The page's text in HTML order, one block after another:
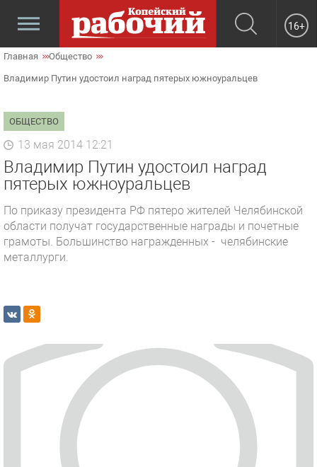
16+
Главная Общество
Владимир Путин удостоил наград пятерых южноуральцев
ОБЩЕСТВО
13 мая 2014 12:21
Владимир Путин удостоил наград
пятерых южноуральцев
По приказу президента РФ пятеро жителей Челябинской
области получат государственные награды и почетные
грамоты. Большинство награжденных - челябинские
металлурги.